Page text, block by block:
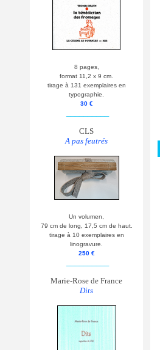
8 pages,
format 11,2 x 9 cm.
tirage à 131 exemplaires en
typographie.
30 €
CLS
A pas feutrés
Un volumen,
79 cm de long, 17,5 cm de haut.
tirage à 10 exemplaires en
linogravure.
250 €
Marie-Rose de France
Dits